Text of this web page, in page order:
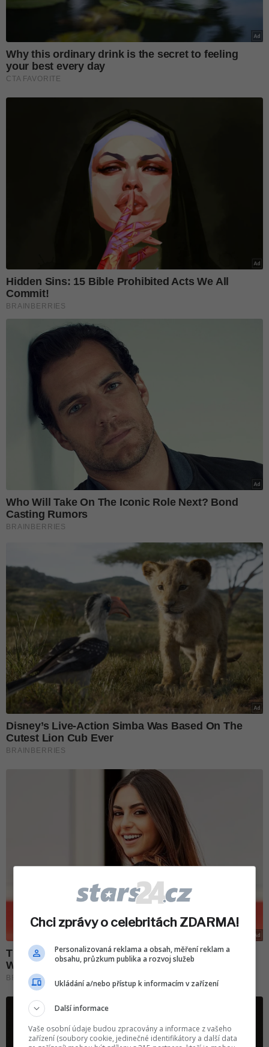
Chci zprávy o celebritách ZDARMA!
Personalizovaná reklama a obsah, měření reklam a
obsahu, průzkum publika a rozvoj služeb
Ukládání a/nebo přístup k informacím v zařízení
Další informace
Vaše osobní údaje budou zpracovány a informace z vašeho
zařízení (soubory cookie, jedinečné identifikátory a další data